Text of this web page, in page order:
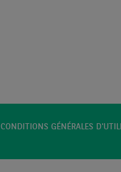
CONDITIONS GÉNÉRALES